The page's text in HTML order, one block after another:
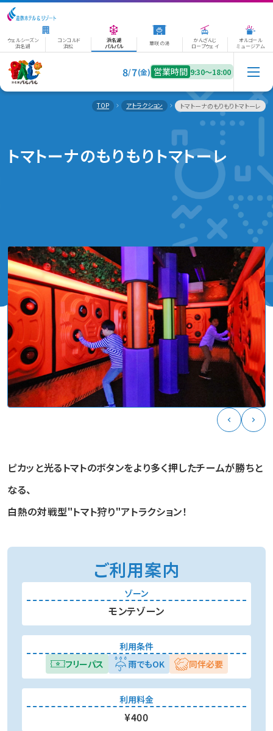
ウェルシーズン
浜名湖
コンコルド
浜松
浜名湖
パルパル
華咲の湯
かんざんじ
ロープウェイ
オルゴール
ミュージアム
8/7(金) 営業時間 9:30〜18:00
TOP アトラクション トマトーナのもりもりトマトーレ
トマトーナのもりもりトマトーレ
ピカッと光るトマトのボタンをより多く押したチームが勝ちと
なる、
白熱の対戦型"トマト狩り"アトラクション！
ご利用案内
ゾーン
モンテゾーン
利用条件
フリーパス
雨でもOK 同伴必要
利用料金
¥400